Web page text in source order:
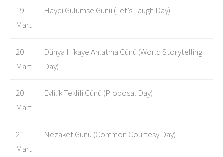
19
Mart
Haydi Gülümse Günü (Let’s Laugh Day)
20
Mart
Dünya Hikaye Anlatma Günü (World Storytelling
Day)
20
Mart
Evlilik Teklifi Günü (Proposal Day)
21
Mart
Nezaket Günü (Common Courtesy Day)